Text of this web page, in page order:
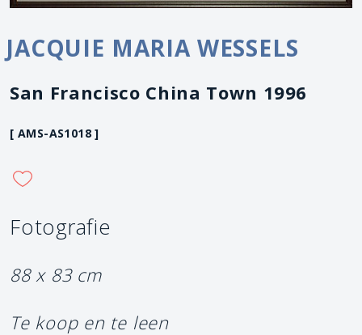
JACQUIE MARIA WESSELS
San Francisco China Town 1996
[ AMS-AS1018 ]
Fotografie
88 x 83 cm
Te koop en te leen